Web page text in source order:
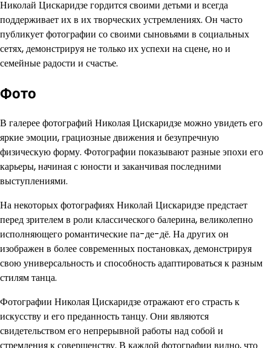
Николай Цискаридзе гордится своими детьми и всегда
поддерживает их в их творческих устремлениях. Он часто
публикует фотографии со своими сыновьями в социальных
сетях, демонстрируя не только их успехи на сцене, но и
семейные радости и счастье.
Фото
В галерее фотографий Николая Цискаридзе можно увидеть его
яркие эмоции, грациозные движения и безупречную
физическую форму. Фотографии показывают разные эпохи его
карьеры, начиная с юности и заканчивая последними
выступлениями.
На некоторых фотографиях Николай Цискаридзе предстает
перед зрителем в роли классического балерина, великолепно
исполняющего романтические па-де-дё. На других он
изображен в более современных постановках, демонстрируя
свою универсальность и способность адаптироваться к разным
стилям танца.
Фотографии Николая Цискаридзе отражают его страсть к
искусству и его преданность танцу. Они являются
свидетельством его непрерывной работы над собой и